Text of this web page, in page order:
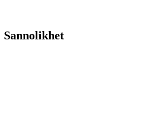
Sannolikhet